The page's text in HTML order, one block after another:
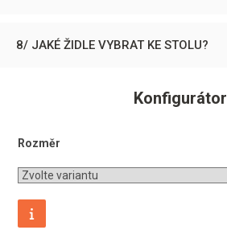
8/ JAKÉ ŽIDLE VYBRAT KE STOLU?
Konfigurátor
Rozměr